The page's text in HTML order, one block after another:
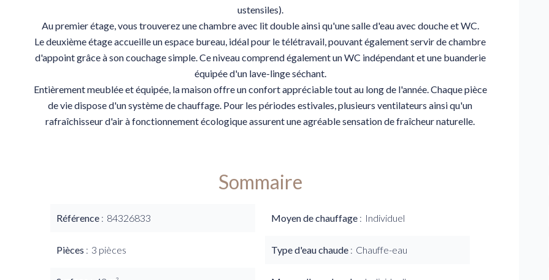
ustensiles).
Au premier étage, vous trouverez une chambre avec lit double ainsi qu'une salle d'eau avec douche et WC.
Le deuxième étage accueille un espace bureau, idéal pour le télétravail, pouvant également servir de chambre
d'appoint grâce à son couchage simple. Ce niveau comprend également un WC indépendant et une buanderie
équipée d'un lave-linge séchant.
Entièrement meublée et équipée, la maison offre un confort appréciable tout au long de l'année. Chaque pièce
de vie dispose d'un système de chauffage. Pour les périodes estivales, plusieurs ventilateurs ainsi qu'un
rafraîchisseur d'air à fonctionnement écologique assurent une agréable sensation de fraîcheur naturelle.
Sommaire
Référence 84326833
Pièces 3 pièces
Moyen de chauffage Individuel
Type d'eau chaude Chauffe-eau